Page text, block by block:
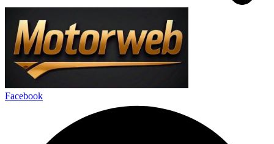
Facebook